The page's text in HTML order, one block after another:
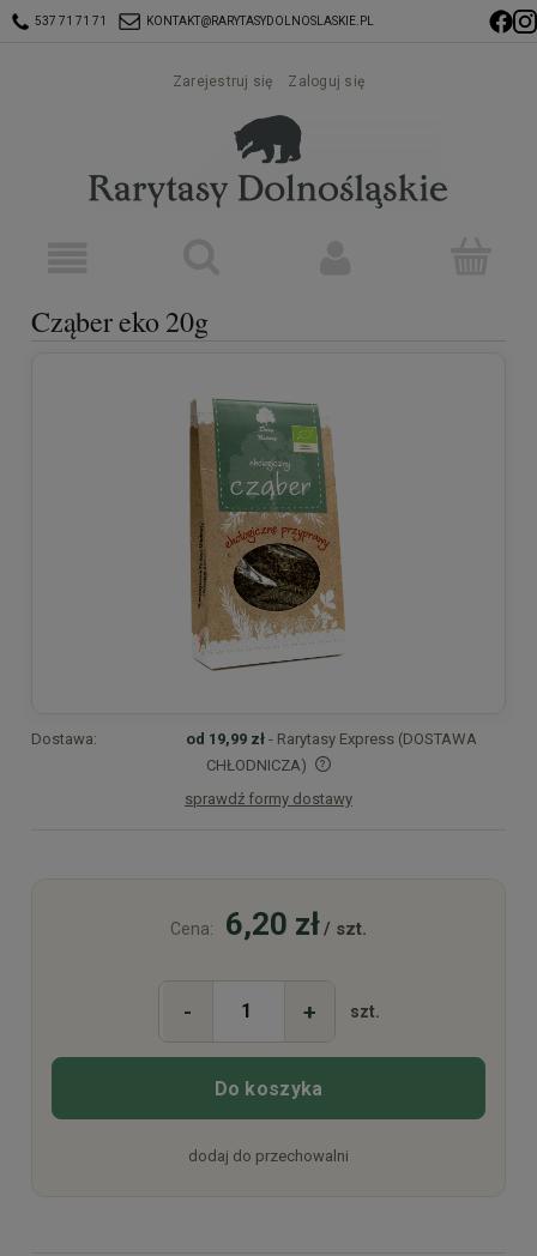
537 71 71 71 KONTAKT@RARYTASYDOLNOSLASKIE.PL
Zarejestruj się Zaloguj się
Cząber eko 20g
Dostawa: od 19,99 zł - Rarytasy Express (DOSTAWA
CHŁODNICZA)
Cena nie zawiera ewentualnych kosztów płatności
sprawdź formy dostawy
Cena: 6,20 zł/ szt.
- + szt.
Do koszyka
dodaj do przechowalni